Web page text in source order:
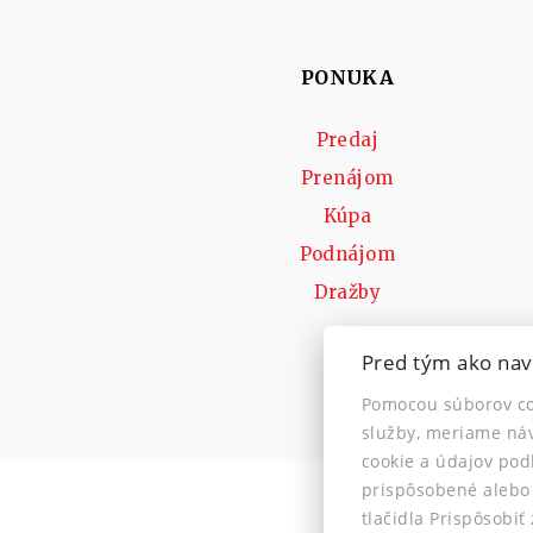
PONUKA
Predaj
Prenájom
Kúpa
Podnájom
Dražby
Pred tým ako
Pomocou súborov
služby, meriame
cookie a údajov
prispôsobené
tlačidla Prispôsobiť